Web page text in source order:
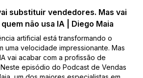
substituir vendedores. Mas vai
não usa IA | Diego Maia
artificial está transformando o
uma velocidade impressionante. Mas
vai acabar com a profissão de
episódio do Podcast de Vendas